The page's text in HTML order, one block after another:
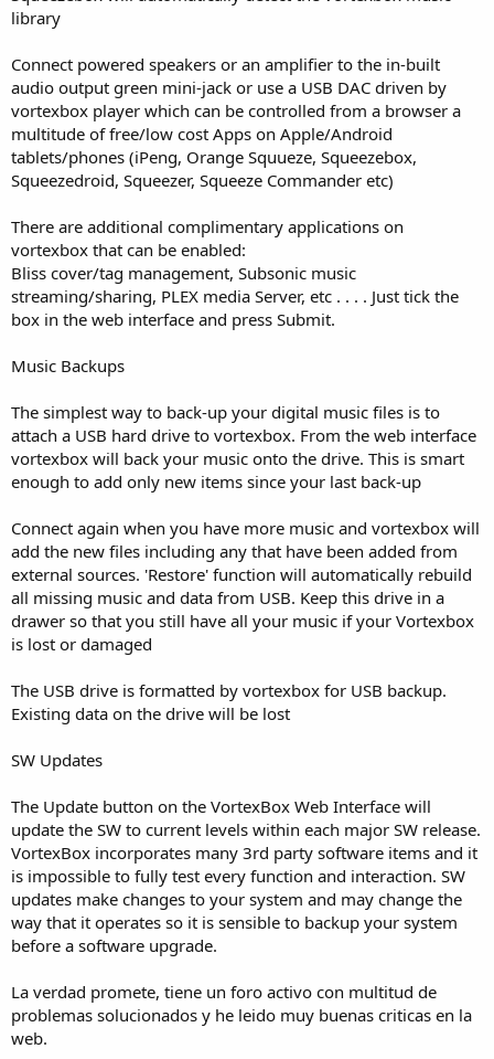
library
Connect powered speakers or an amplifier to the in-built
audio output green mini-jack or use a USB DAC driven by
vortexbox player which can be controlled from a browser a
multitude of free/low cost Apps on Apple/Android
tablets/phones (iPeng, Orange Squueze, Squeezebox,
Squeezedroid, Squeezer, Squeeze Commander etc)
There are additional complimentary applications on
vortexbox that can be enabled:
Bliss cover/tag management, Subsonic music
streaming/sharing, PLEX media Server, etc . . . . Just tick the
box in the web interface and press Submit.
Music Backups
The simplest way to back-up your digital music files is to
attach a USB hard drive to vortexbox. From the web interface
vortexbox will back your music onto the drive. This is smart
enough to add only new items since your last back-up
Connect again when you have more music and vortexbox will
add the new files including any that have been added from
external sources. 'Restore' function will automatically rebuild
all missing music and data from USB. Keep this drive in a
drawer so that you still have all your music if your Vortexbox
is lost or damaged
The USB drive is formatted by vortexbox for USB backup.
Existing data on the drive will be lost
SW Updates
The Update button on the VortexBox Web Interface will
update the SW to current levels within each major SW release.
VortexBox incorporates many 3rd party software items and it
is impossible to fully test every function and interaction. SW
updates make changes to your system and may change the
way that it operates so it is sensible to backup your system
before a software upgrade.
La verdad promete, tiene un foro activo con multitud de
problemas solucionados y he leido muy buenas criticas en la
web.